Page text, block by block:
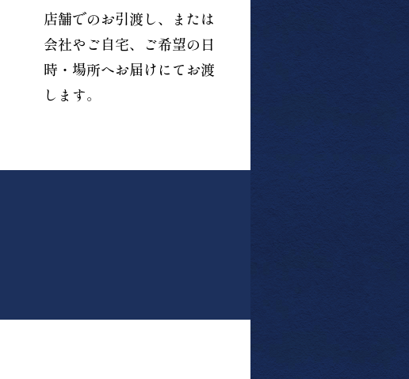
店舗でのお引渡し、または
会社やご自宅、ご希望の日
時・場所へお届けにてお渡
します。